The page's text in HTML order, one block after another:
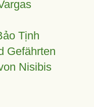
Tịnh
Gefährten
Nisibis